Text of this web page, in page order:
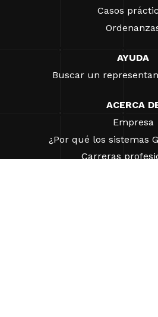
Casos
AYUDA
Buscar un
ACERCA
Empresa
¿Por qué los sistemas
Carreras